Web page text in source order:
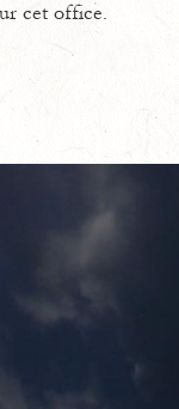
cet office.